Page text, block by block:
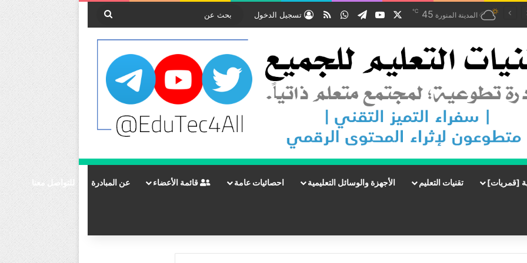
المدينة المنورة 45
℃
‫X
‫YouTube
تيلقرامواتسابملخص الموقع RSS
تسجيل الدخول
بحث
[قمريات] تقنيات التعليم الأجهزة والوسائل التعليمية احصائيات عامة قائمة الأعضاء عن المبادرة للتواصل معنا